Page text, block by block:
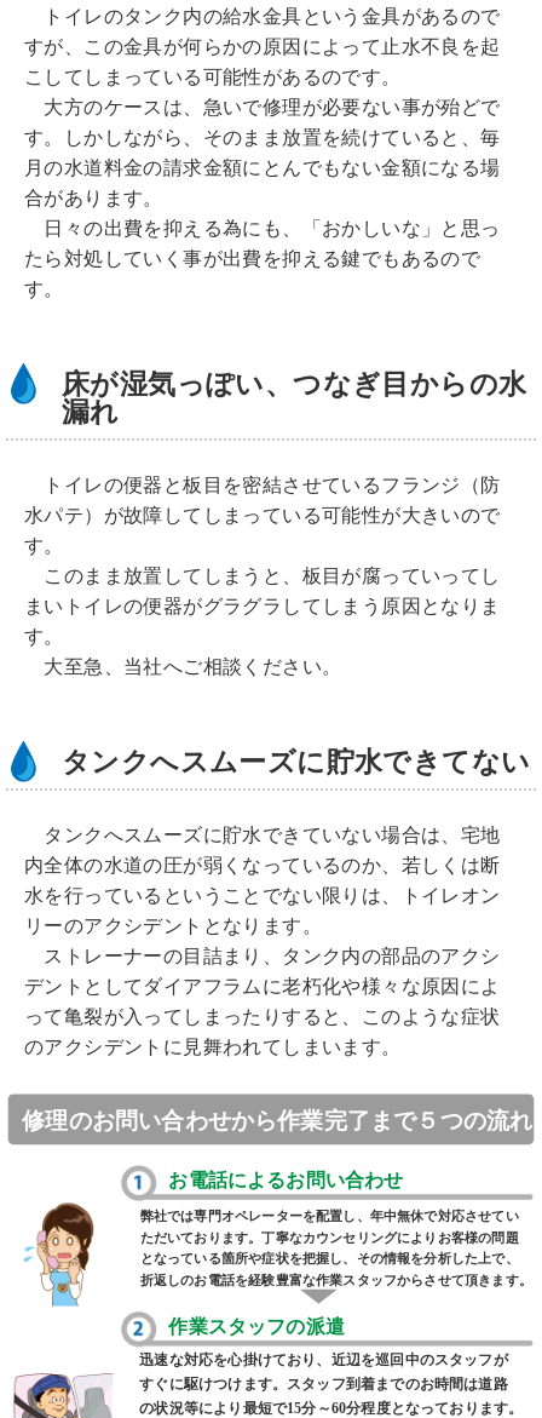
トイレのタンク内の給水金具という金具があるので
すが、この金具が何らかの原因によって止水不良を起
こしてしまっている可能性があるのです。
大方のケースは、急いで修理が必要ない事が殆どで
す。しかしながら、そのまま放置を続けていると、毎
月の水道料金の請求金額にとんでもない金額になる場
合があります。
日々の出費を抑える為にも、「おかしいな」と思っ
たら対処していく事が出費を抑える鍵でもあるので
す。
床が湿気っぽい、つなぎ目からの水
漏れ
トイレの便器と板目を密結させているフランジ（防
水パテ）が故障してしまっている可能性が大きいので
す。
このまま放置してしまうと、板目が腐っていってし
まいトイレの便器がグラグラしてしまう原因となりま
す。
大至急、当社へご相談ください。
タンクへスムーズに貯水できてない
タンクへスムーズに貯水できていない場合は、宅地
内全体の水道の圧が弱くなっているのか、若しくは断
水を行っているということでない限りは、トイレオン
リーのアクシデントとなります。
ストレーナーの目詰まり、タンク内の部品のアクシ
デントとしてダイアフラムに老朽化や様々な原因によ
って亀裂が入ってしまったりすると、このような症状
のアクシデントに見舞われてしまいます。
弊社では専門オペレーターを配置し、年中無休で対応させてい
ただいております。丁寧なカウンセリングによりお客様の問題
となっている箇所や症状を把握し、その情報を分析した上で、
折返しのお電話を経験豊富な作業スタッフからさせて頂きます。
迅速な対応を心掛けており、近辺を巡回中のスタッフが
すぐに駆けつけます。スタッフ到着までのお時間は道路
の状況等により最短で15分～60分程度となっております。
お電話によるお問い合わせ
作業スタッフの派遣
修理のお問い合わせから作業完了まで５つの流れ